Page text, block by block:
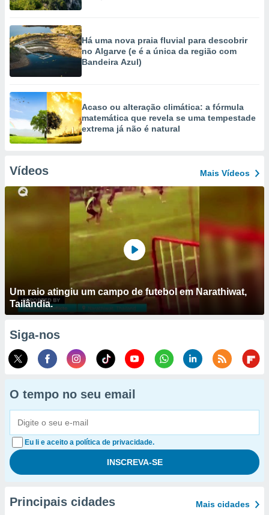
Há uma nova praia fluvial para descobrir
no Algarve (e é a única da região com
Bandeira Azul)
Acaso ou alteração climática: a fórmula
matemática que revela se uma tempestade
extrema já não é natural
Vídeos Mais Vídeos
Um raio atingiu um campo de futebol em Narathiwat,
Tailândia.
Siga-nos
O tempo no seu email
Eu li e aceito a política de privacidade.
Principais cidades Mais cidades